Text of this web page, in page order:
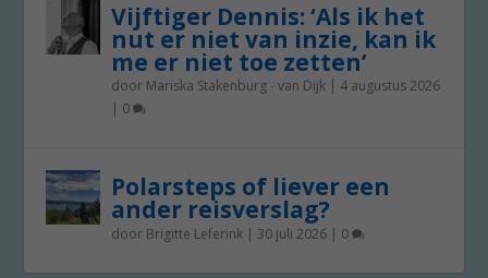
Vijftiger Dennis: ‘Als ik het
nut er niet van inzie, kan ik
me er niet toe zetten’
door Mariska Stakenburg - van Dijk | 4 augustus 2026
| 0
Polarsteps of liever een
ander reisverslag?
door Brigitte Leferink | 30 juli 2026 | 0